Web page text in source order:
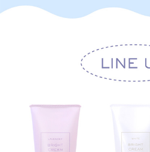
②23種の美容成分配合
マカデミア種子油、ヒアルロン酸Ｎａを
高保湿なのにべたつかないから、ナイト
③リラックス効果をもたらすベルガモット
✓ナイトケアに
✓お風呂上がりのケアに
✓日中の乾燥対策に